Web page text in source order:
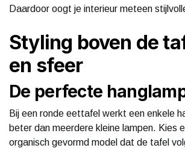
Daardoor oogt je interieur meteen
Styling boven de
en sfeer
De perfecte
Bij een ronde eettafel werkt een enkele
beter dan meerdere kleine lampen. Kies
organisch gevormd model dat de tafel